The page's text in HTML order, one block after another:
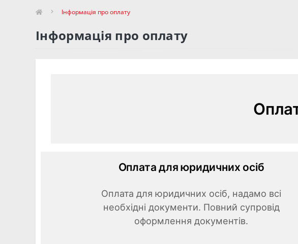
Інформація про оплату
Інформація про оплату
Оплата для юридичних осіб
Оплата для юридичних осіб, надамо всі
необхідні документи. Повний супровід
оформлення документів.